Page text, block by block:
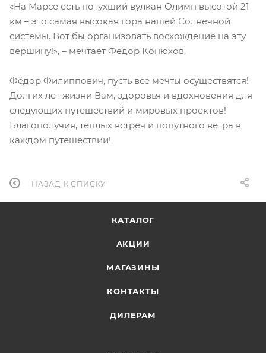
«На Марсе есть потухший вулкан Олимп высотой 21
км – это самая высокая гора нашей Солнечной
системы. Вот бы организовать восхождение на эту
вершину!», – мечтает Фёдор Конюхов.⠀⠀
Фёдор Филиппович, пусть все мечты осуществятся!
Долгих лет жизни Вам, здоровья и вдохновения для
следующих путешествий и мировых проектов!
Благополучия, тёплых встреч и попутного ветра в
каждом путешествии!
НАЗАД К СПИСКУ
КАТАЛОГ
АКЦИИ
МАГАЗИНЫ
КОНТАКТЫ
ДИЛЕРАМ